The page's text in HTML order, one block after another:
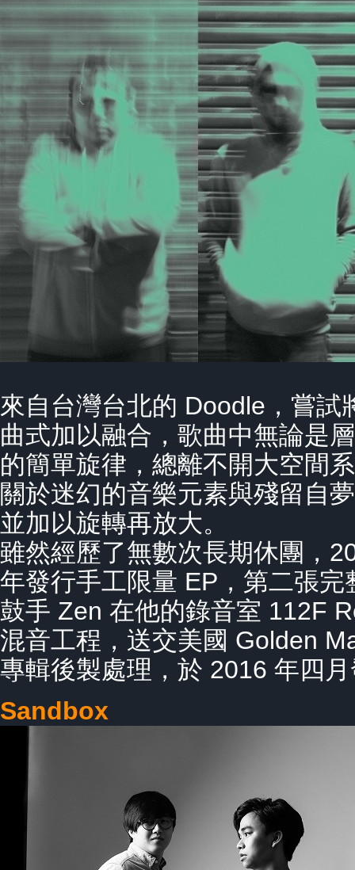
來自台灣台北的 Doodle，嘗試
曲式加以融合，歌曲中無論是
的簡單旋律，總離不開大空間
關於迷幻的音樂元素與殘留自
並加以旋轉再放大。
雖然經歷了無數次長期休團，
年發行手工限量 EP，第二張
鼓手 Zen 在他的錄音室 112F
混音工程，送交美國 Golden
專輯後製處理，於 2016 年四
Sandbox